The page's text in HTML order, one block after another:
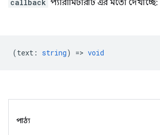
callback প্যারামিটারটি এর মতো দেখাচ্ছে:
(text : string) => void
পাঠ্য